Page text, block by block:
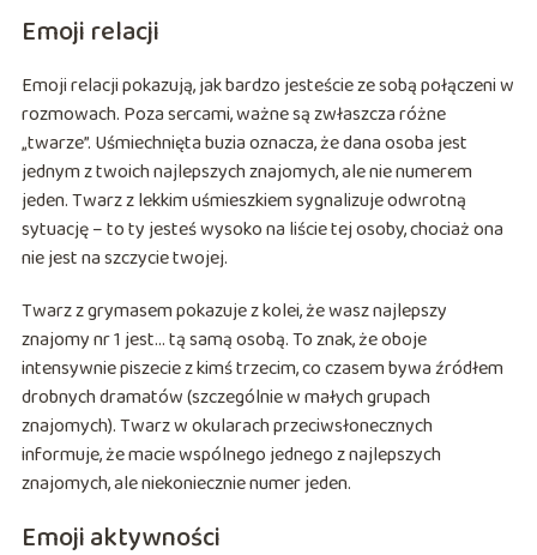
Emoji relacji
Emoji relacji pokazują, jak bardzo jesteście ze sobą połączeni w
rozmowach. Poza sercami, ważne są zwłaszcza różne
„twarze”. Uśmiechnięta buzia oznacza, że dana osoba jest
jednym z twoich najlepszych znajomych, ale nie numerem
jeden. Twarz z lekkim uśmieszkiem sygnalizuje odwrotną
sytuację – to ty jesteś wysoko na liście tej osoby, chociaż ona
nie jest na szczycie twojej.
Twarz z grymasem pokazuje z kolei, że wasz najlepszy
znajomy nr 1 jest… tą samą osobą. To znak, że oboje
intensywnie piszecie z kimś trzecim, co czasem bywa źródłem
drobnych dramatów (szczególnie w małych grupach
znajomych). Twarz w okularach przeciwsłonecznych
informuje, że macie wspólnego jednego z najlepszych
znajomych, ale niekoniecznie numer jeden.
Emoji aktywności